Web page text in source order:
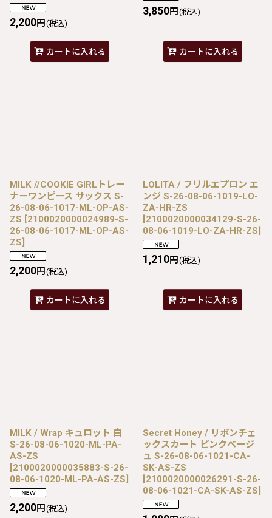
2,200円 (税込)
カートに入れる
3,850円 (税込)
カートに入れる
MILK //COOKIE GIRLトレー
ナーワンピース サックス S-
26-08-06-1017-ML-OP-AS-
ZS [2100020000024989-S-
26-08-06-1017-ML-OP-AS-
ZS]
2,200円 (税込)
カートに入れる
LOLITA / フリルエプロン エ
ンジ S-26-08-06-1019-LO-
ZA-HR-ZS
[2100020000034129-S-26-
08-06-1019-LO-ZA-HR-ZS]
1,210円 (税込)
カートに入れる
MILK / Wrap キュロット 白
S-26-08-06-1020-ML-PA-
AS-ZS
[2100020000035883-S-26-
08-06-1020-ML-PA-AS-ZS]
2,200円 (税込)
Secret Honey / リボンチェ
ックスカート ピンクベージ
ュ S-26-08-06-1021-CA-
SK-AS-ZS
[2100020000026291-S-26-
08-06-1021-CA-SK-AS-ZS]